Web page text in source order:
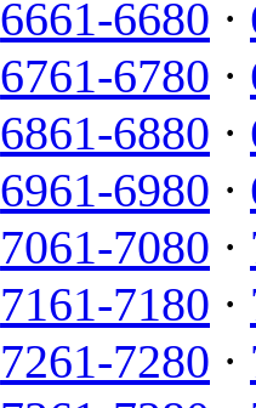
6661-6680 ·
6761-6780 ·
6861-6880 ·
6961-6980 ·
7061-7080 ·
7161-7180 ·
7261-7280 ·